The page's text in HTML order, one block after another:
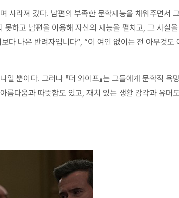
사라져 갔다. 남편의 부족한 문학재능을 채워주면서
하고 남편을 이용해 자신의 재능을 펼치고, 그 사실을
다 나은 반려자입니다”, “이 여인 없이는 전 아무것도
뿐이다. 그러나 『더 와이프』는 그들에게 문학적 욕
다움과 따뜻함도 있고, 재치 있는 생활 감각과 유머